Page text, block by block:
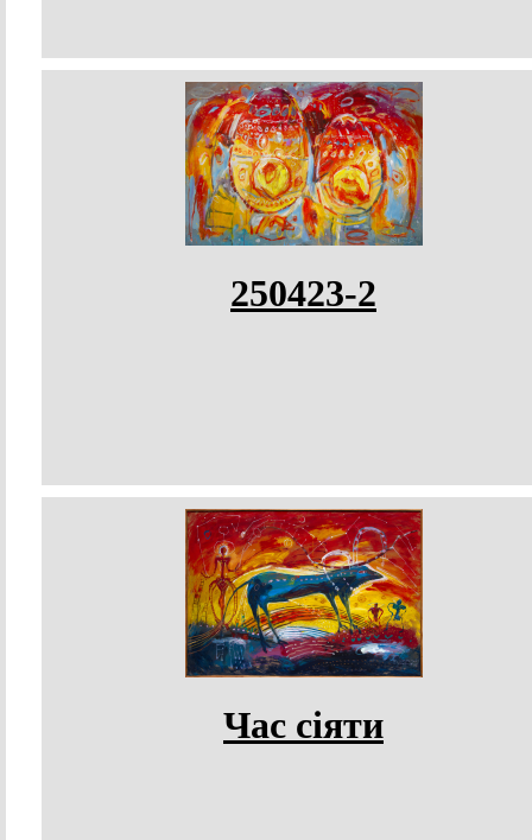
250423-2
Час сіяти